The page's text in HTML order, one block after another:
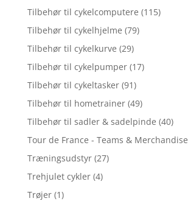
Tilbehør til cykelcomputere (115)
Tilbehør til cykelhjelme (79)
Tilbehør til cykelkurve (29)
Tilbehør til cykelpumper (17)
Tilbehør til cykeltasker (91)
Tilbehør til hometrainer (49)
Tilbehør til sadler & sadelpinde (40)
Tour de France - Teams & Merchandise
Træningsudstyr (27)
Trehjulet cykler (4)
Trøjer (1)